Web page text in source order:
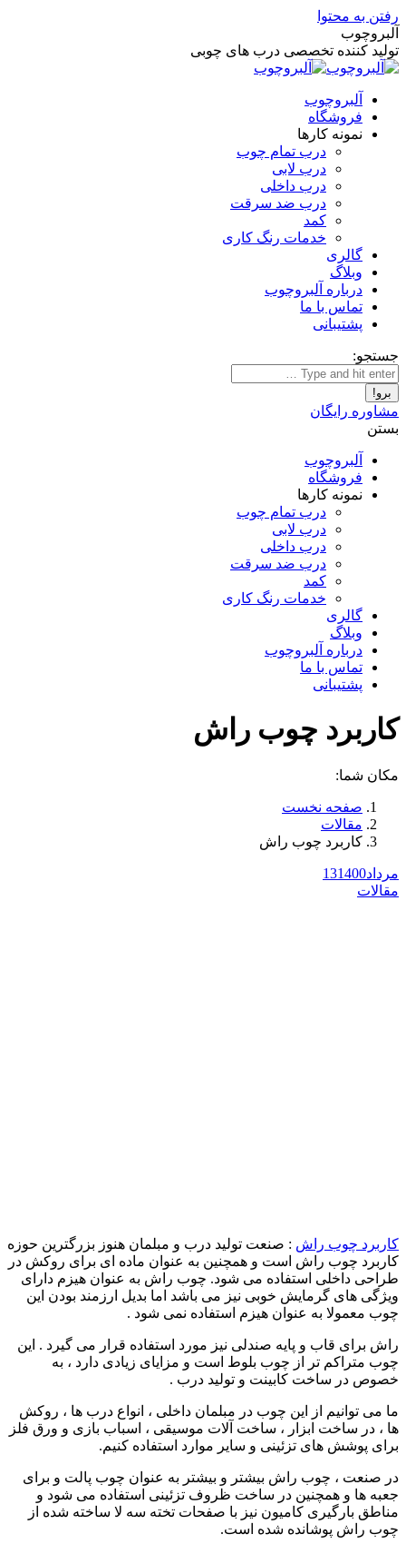
رفتن به محتوا
آلبروچوب
تولید کننده تخصصی درب های چوبی
آلبروچوب
فروشگاه
نمونه کارها
درب تمام چوب
درب لابی
درب داخلی
درب ضد سرقت
کمد
خدمات رنگ کاری
گالری
وبلاگ
درباره آلبروچوب
تماس با ما
پشتیبانی
جستجو:
مشاوره رایگان
بستن
آلبروچوب
فروشگاه
نمونه کارها
درب تمام چوب
درب لابی
درب داخلی
درب ضد سرقت
کمد
خدمات رنگ کاری
گالری
وبلاگ
درباره آلبروچوب
تماس با ما
پشتیبانی
کاربرد چوب راش
مکان شما:
صفحه نخست
مقالات
کاربرد چوب راش
مرداد 131400
مقالات
کاربرد چوب راش : صنعت تولید درب و مبلمان هنوز بزرگترین حوزه
کاربرد چوب راش است و همچنین به عنوان ماده ای برای روکش در
طراحی داخلی استفاده می شود. چوب راش به عنوان هیزم دارای
ویژگی های گرمایش خوبی نیز می باشد اما بدیل ارزمند بودن این
چوب معمولا به عنوان هیزم استفاده نمی شود .
راش برای قاب و پایه صندلی نیز مورد استفاده قرار می گیرد . این
چوب متراکم تر از چوب بلوط است و مزایای زیادی دارد ، به
خصوص در ساخت کابینت و تولید درب .
ما می توانیم از این چوب در مبلمان داخلی ، انواع درب ها ، روکش
ها ، در ساخت ابزار ، ساخت آلات موسیقی ، اسباب بازی و ورق فلز
برای پوشش های تزئینی و سایر موارد استفاده کنیم.
در صنعت ، چوب راش بیشتر و بیشتر به عنوان چوب پالت و برای
جعبه ها و همچنین در ساخت ظروف تزئینی استفاده می شود و
مناطق بارگیری کامیون نیز با صفحات تخته سه لا ساخته شده از
چوب راش پوشانده شده است.